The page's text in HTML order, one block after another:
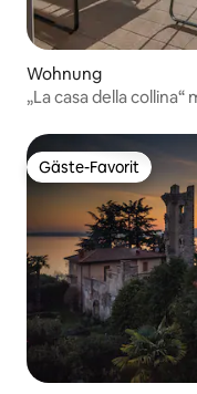
Wohnung
„La casa della
Gäste-Favorit
Gäste-Favorit